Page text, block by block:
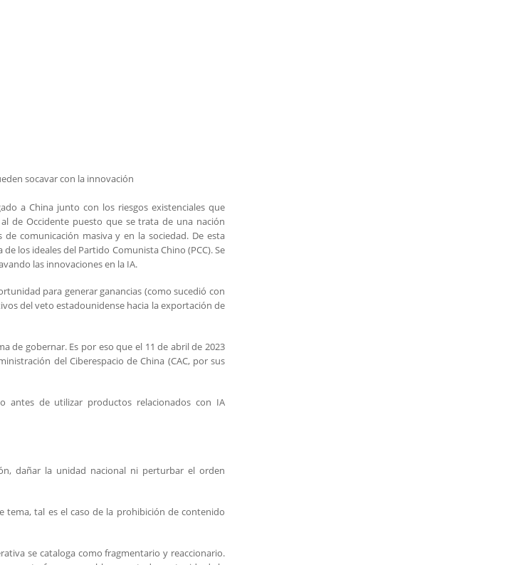
socavar con la innovación
a China junto con los riesgos existenciales que
de Occidente puesto que se trata de una nación
comunicación masiva y en la sociedad. De esta
los ideales del Partido Comunista Chino (PCC). Se
las innovaciones en la IA.
para generar ganancias (como sucedió con
del veto estadounidense hacia la exportación de
de gobernar. Es por eso que el 11 de abril de 2023
del Ciberespacio de China (CAC, por sus
antes de utilizar productos relacionados con IA
dañar la unidad nacional ni perturbar el orden
tema, tal es el caso de la prohibición de contenido
se cataloga como fragmentario y reaccionario.